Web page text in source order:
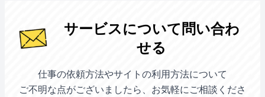
サービスについて問い合わ
せる
仕事の依頼方法やサイトの利用方法について
ご不明な点がございましたら、お気軽にご相談くださ